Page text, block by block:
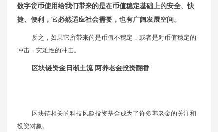
数字货币使用给我们带来的是在币值稳定基础上的安全、快
捷、便利，它必然适应社会需要，也有广阔发展空间。
反之，如果它所带来的是币值不稳定，或者是对币值稳定的
冲击，灾难性的冲击。
区块链资金日渐主流 两养老金投资翻番
区块链相关的科技风险投资基金成为了许多养老金的关注和
投资对象。